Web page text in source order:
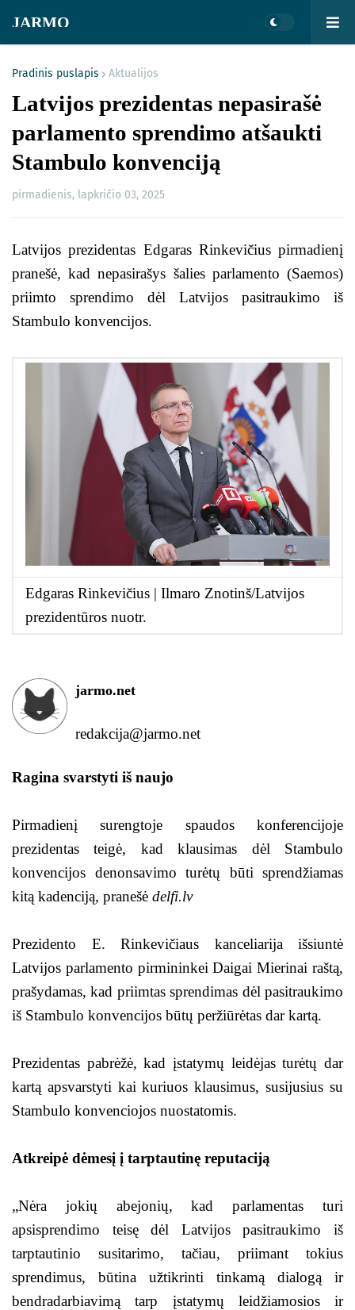
JARMO
Pradinis puslapis Aktualijos
Latvijos prezidentas nepasirašė
parlamento sprendimo atšaukti
Stambulo konvenciją
pirmadienis, lapkričio 03, 2025
Latvijos prezidentas Edgaras Rinkevičius pirmadienį
pranešė, kad nepasirašys šalies parlamento (Saemos)
priimto sprendimo dėl Latvijos pasitraukimo iš
Stambulo konvencijos.
Edgaras Rinkevičius | Ilmaro Znotinš/Latvijos
prezidentūros nuotr.
jarmo.net
redakcija@jarmo.net
Ragina svarstyti iš naujo
Pirmadienį surengtoje spaudos konferencijoje
prezidentas teigė, kad klausimas dėl Stambulo
konvencijos denonsavimo turėtų būti sprendžiamas
kitą kadenciją, pranešė delfi.lv
Prezidento E. Rinkevičiaus kanceliarija išsiuntė
Latvijos parlamento pirmininkei Daigai Mierinai raštą,
prašydamas, kad priimtas sprendimas dėl pasitraukimo
iš Stambulo konvencijos būtų peržiūrėtas dar kartą.
Prezidentas pabrėžė, kad įstatymų leidėjas turėtų dar
kartą apsvarstyti kai kuriuos klausimus, susijusius su
Stambulo konvenciojos nuostatomis.
Atkreipė dėmesį į tarptautinę reputaciją
„Nėra jokių abejonių, kad parlamentas turi
apsisprendimo teisę dėl Latvijos pasitraukimo iš
tarptautinio susitarimo, tačiau, priimant tokius
sprendimus, būtina užtikrinti tinkamą dialogą ir
bendradarbiavimą tarp įstatymų leidžiamosios ir